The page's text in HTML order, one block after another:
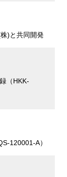
)と共同開発
（HKK-
120001-A）